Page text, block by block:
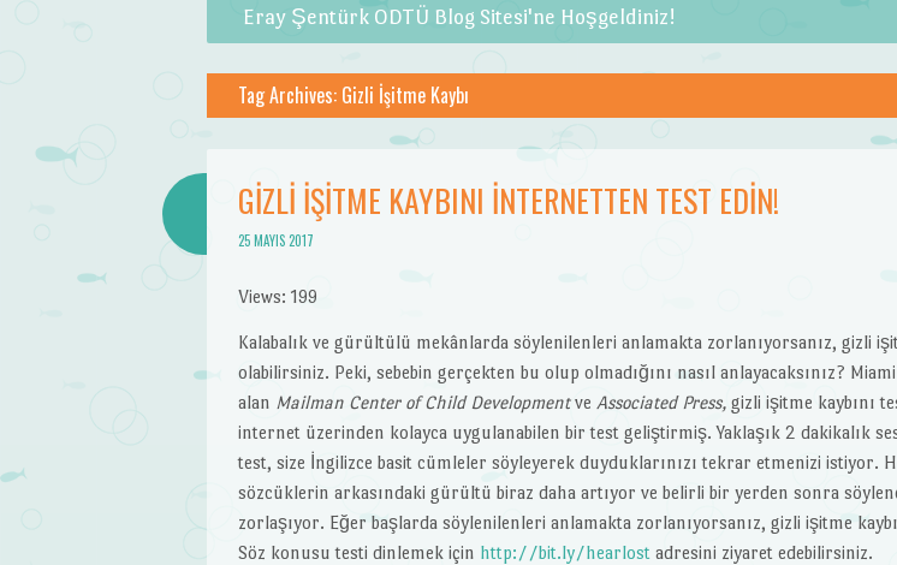
Eray Şentürk ODTÜ Blog Sitesi'ne Hoşgeldiniz!
Menu
Skip to content
Tag Archives: Gizli İşitme Kaybı
GIZLI İŞITME KAYBINI İNTERNETTEN TEST EDIN!
25 MAYIS 2017
Views: 199
Kalabalık ve gürültülü mekânlarda söylenilenleri anlamakta zorlanıyorsanız, gizli
olabilirsiniz. Peki, sebebin gerçekten bu olup olmadığını nasıl anlayacaksınız?
alan Mailman Center of Child Developmentve Associated Press, gizli işitme kaybını
internet üzerinden kolayca uygulanabilen bir test geliştirmiş. Yaklaşık 2 dakikalık
test, size İngilizce basit cümleler söyleyerek duyduklarınızı tekrar etmenizi istiyor.
sözcüklerin arkasındaki gürültü biraz daha artıyor ve belirli bir yerden sonra
zorlaşıyor. Eğer başlarda söylenilenleri anlamakta zorlanıyorsanız, gizli işitme
Söz konusu testi dinlemek için http://bit.ly/hearlost adresini ziyaret edebilirsiniz.